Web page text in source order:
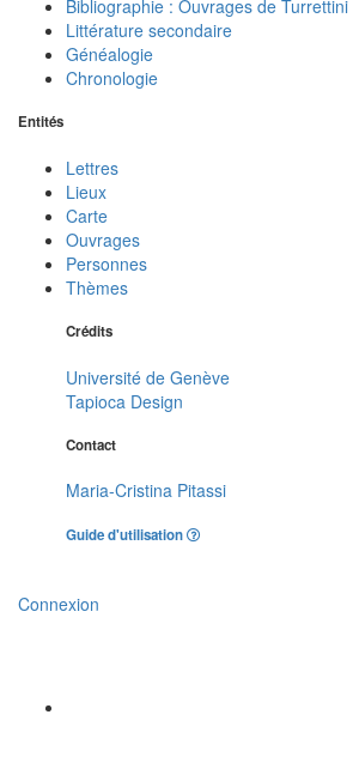
Bibliographie : Ouvrages de Turrettini
Littérature secondaire
Généalogie
Chronologie
Entités
Lettres
Lieux
Carte
Ouvrages
Personnes
Thèmes
Crédits
Université de Genève
Tapioca Design
Contact
Maria-Cristina Pitassi
Guide d'utilisation
Connexion